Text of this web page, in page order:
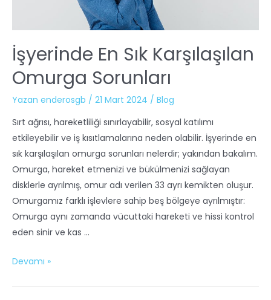
İşyerinde En Sık Karşılaşılan
Omurga Sorunları
Yazan enderosgb / 21 Mart 2024 / Blog
Sırt ağrısı, hareketliliği sınırlayabilir, sosyal katılımı
etkileyebilir ve iş kısıtlamalarına neden olabilir. İşyerinde en
sık karşılaşılan omurga sorunları nelerdir; yakından bakalım.
Omurga, hareket etmenizi ve bükülmenizi sağlayan
disklerle ayrılmış, omur adı verilen 33 ayrı kemikten oluşur.
Omurgamız farklı işlevlere sahip beş bölgeye ayrılmıştır:
Omurga aynı zamanda vücuttaki hareketi ve hissi kontrol
eden sinir ve kas …
Devamı »